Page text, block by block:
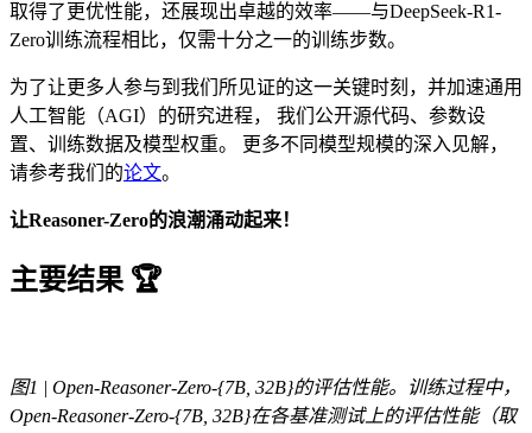
取得了更优性能，还展现出卓越的效率——与DeepSeek-R1-
Zero训练流程相比，仅需十分之一的训练步数。
为了让更多人参与到我们所见证的这一关键时刻，并加速通用
人工智能（AGI）的研究进程， 我们公开源代码、参数设
置、训练数据及模型权重。 更多不同模型规模的深入见解，
请参考我们的论文。
让Reasoner-Zero的浪潮涌动起来！
主要结果 🏆
图1 | Open-Reasoner-Zero-{7B, 32B}的评估性能。训练过程中，
Open-Reasoner-Zero-{7B, 32B}在各基准测试上的评估性能（取